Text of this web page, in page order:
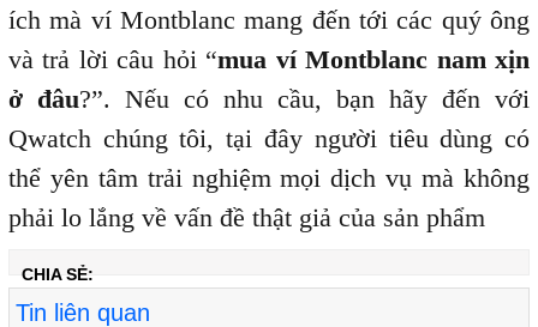
ích mà ví Montblanc mang đến tới các quý ông
và trả lời câu hỏi “mua ví Montblanc nam xịn
ở đâu?”. Nếu có nhu cầu, bạn hãy đến với
Qwatch chúng tôi, tại đây người tiêu dùng có
thể yên tâm trải nghiệm mọi dịch vụ mà không
phải lo lắng về vấn đề thật giả của sản phẩm
CHIA SẺ:
Tin liên quan